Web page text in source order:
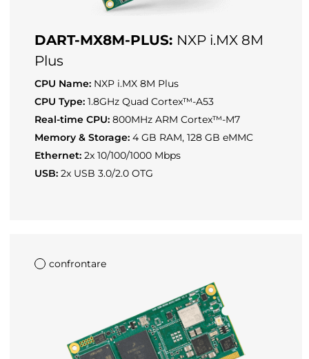
DART-MX8M-PLUS: NXP i.MX 8M
Plus
CPU Name: NXP i.MX 8M Plus
CPU Type: 1.8GHz Quad Cortex™-A53
Real-time CPU: 800MHz ARM Cortex™-M7
Memory & Storage: 4 GB RAM, 128 GB eMMC
Ethernet: 2x 10/100/1000 Mbps
USB: 2x USB 3.0/2.0 OTG
confrontare